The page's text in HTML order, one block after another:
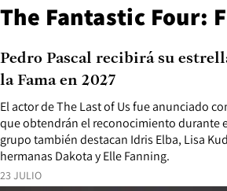
The Fantastic Four:
23 JULIO
El actor de The Last of Us fue anunciado
que obtendrán el reconocimiento durante
grupo también destacan Idris Elba, Lisa
hermanas Dakota y Elle Fanning.
Pedro Pascal recibirá su
la Fama en 2027